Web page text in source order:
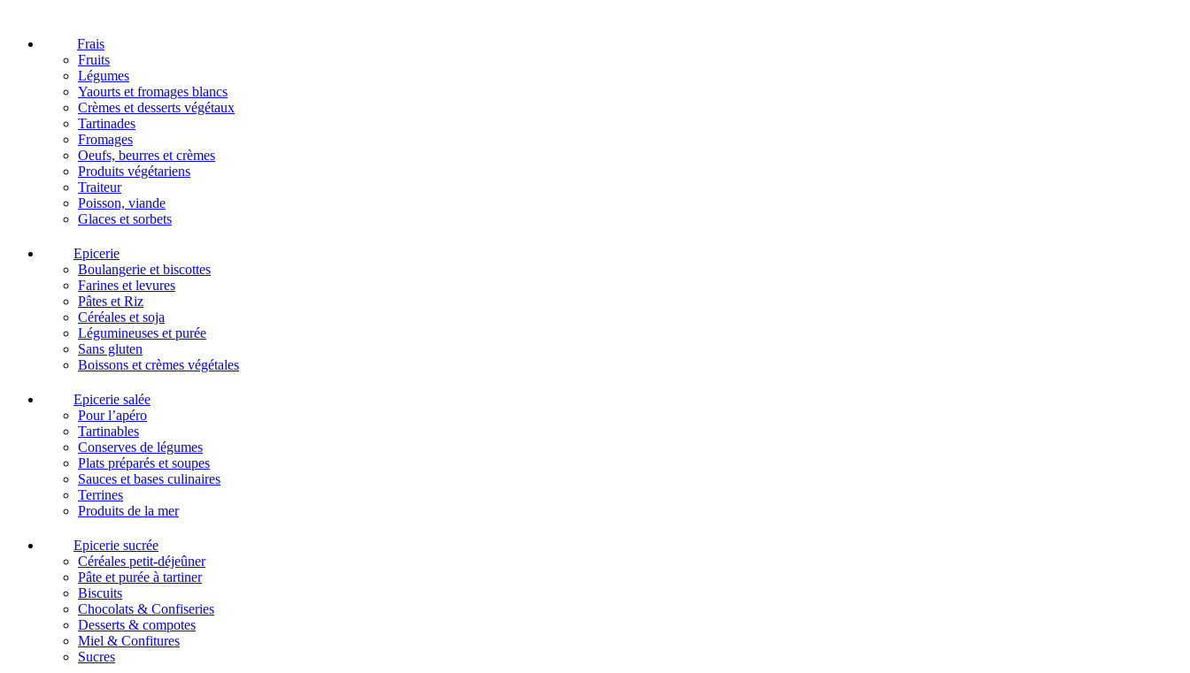
Frais
Fruits
Légumes
Yaourts et fromages blancs
Crèmes et desserts végétaux
Tartinades
Fromages
Oeufs, beurres et crèmes
Produits végétariens
Traiteur
Poisson, viande
Glaces et sorbets
Epicerie
Boulangerie et biscottes
Farines et levures
Pâtes et Riz
Céréales et soja
Légumineuses et purée
Sans gluten
Boissons et crèmes végétales
Epicerie salée
Pour l’apéro
Tartinables
Conserves de légumes
Plats préparés et soupes
Sauces et bases culinaires
Terrines
Produits de la mer
Epicerie sucrée
Céréales petit-déjeûner
Pâte et purée à tartiner
Biscuits
Chocolats & Confiseries
Desserts & compotes
Miel & Confitures
Sucres